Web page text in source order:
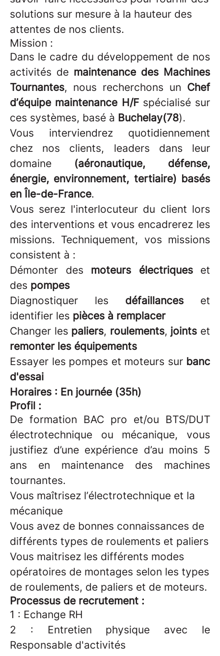
solutions sur mesure à la hauteur des
attentes de nos clients.
Mission :
Dans le cadre du développement de nos
activités de maintenance des Machines
Tournantes, nous recherchons un Chef
d’équipe maintenance H/Fspécialisé sur
ces systèmes, basé à Buchelay(78).
Vous interviendrez quotidiennement
chez nos clients, leaders dans leur
domaine (aéronautique, défense,
énergie, environnement, tertiaire) basés
en Île-de-France.
Vous serez l'interlocuteur du client lors
des interventions et vous encadrerez les
missions. Techniquement, vos missions
consistent à :
Démonter des moteurs électriqueset
des pompes
Diagnostiquer les défaillances et
identifier les pièces à remplacer
Changer les paliers, roulements, joints et
remonter les équipements
Essayer les pompes et moteurs sur banc
d'essai
Horaires : En journée (35h)
Profil :
De formation BAC pro et/ou BTS/DUT
électrotechnique ou mécanique, vous
justifiez d’une expérience d’au moins 5
ans en maintenance des machines
tournantes.
Vous maîtrisez l’électrotechnique et la
mécanique
Vous avez de bonnes connaissances de
différents types de roulements et paliers
Vous maitrisez les différents modes
opératoires de montages selon les types
de roulements, de paliers et de moteurs.
Processus de recrutement :
1 : Echange RH
2 : Entretien physique avec le
Responsable d'activités